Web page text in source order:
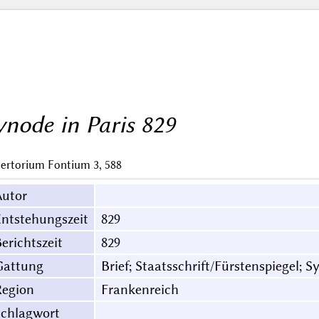
in Paris 829
Fontium 3, 588
829
829
Brief; Staatsschrift/Fürstenspiegel;
Frankenreich